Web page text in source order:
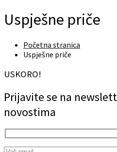
Uspješne priče
Početna stranica
Uspješne priče
USKORO!
Prijavite se na
novostima